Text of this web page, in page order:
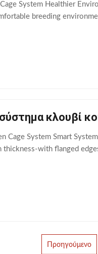
System Healthier
breeding
κλουβί
Cage System Smart
with flanged
Προηγούμενο